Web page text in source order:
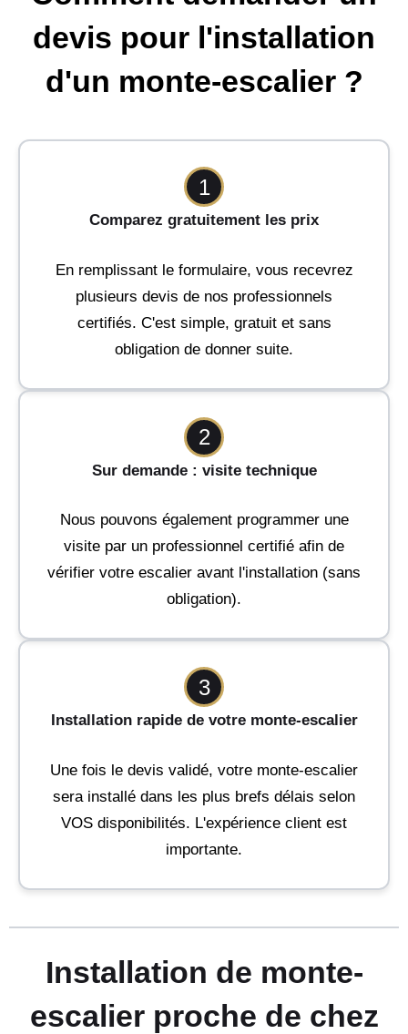
devis pour l'installation
d'un monte-escalier ?
1
Comparez gratuitement les prix
En remplissant le formulaire, vous recevrez
plusieurs devis de nos professionnels
certifiés. C'est simple, gratuit et sans
obligation de donner suite.
2
Sur demande : visite technique
Nous pouvons également programmer une
visite par un professionnel certifié afin de
vérifier votre escalier avant l'installation (sans
obligation).
3
Installation rapide de votre monte-escalier
Une fois le devis validé, votre monte-escalier
sera installé dans les plus brefs délais selon
VOS disponibilités. L'expérience client est
importante.
Installation de monte-
escalier proche de chez